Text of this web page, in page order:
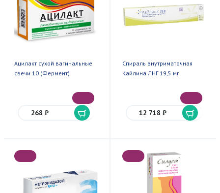
Ацилакт сухой вагинальные
свечи 10 (Фермент)
268 ₽
Спираль внутриматочная
Кайлина ЛНГ 19,5 мг
12 718 ₽